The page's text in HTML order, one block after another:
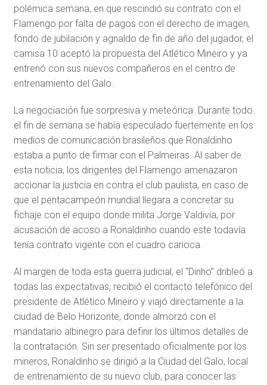
polémica semana, en que rescindió su contrato con el
Flamengo por falta de pagos con el derecho de imagen,
fondo de jubilación y agnaldo de fin de año del jugador, el
camisa 10 aceptó la propuesta del Atlético Mineiro y ya
entrenó con sus nuevos compañeros en el centro de
entrenamiento del Galo.
La negociación fue sorpresiva y meteórica. Durante todo
el fin de semana se había especulado fuertemente en los
medios de comunicación brasileños que Ronaldinho
estaba a punto de firmar con el Palmeiras. Al saber de
esta noticia, los dirigentes del Flamengo amenazaron
accionar la justicia en contra el club paulista, en caso de
que el pentacampeón mundial llegara a concretar su
fichaje con el equipo donde milita Jorge Valdivia, por
acusación de acoso a Ronaldinho cuando este todavía
tenía contrato vigente con el cuadro carioca.
Al margen de toda esta guerra judicial, el “Dinho” dribleó a
todas las expectativas, recibió el contacto telefónico del
presidente de Atlético Mineiro y viajó directamente a la
ciudad de Belo Horizonte, donde almorzó con el
mandatario albinegro para definir los últimos detalles de
la contratación. Sin ser presentado oficialmente por los
mineros, Ronaldinho se dirigió a la Ciudad del Galo, local
de entrenamiento de su nuevo club, para conocer las